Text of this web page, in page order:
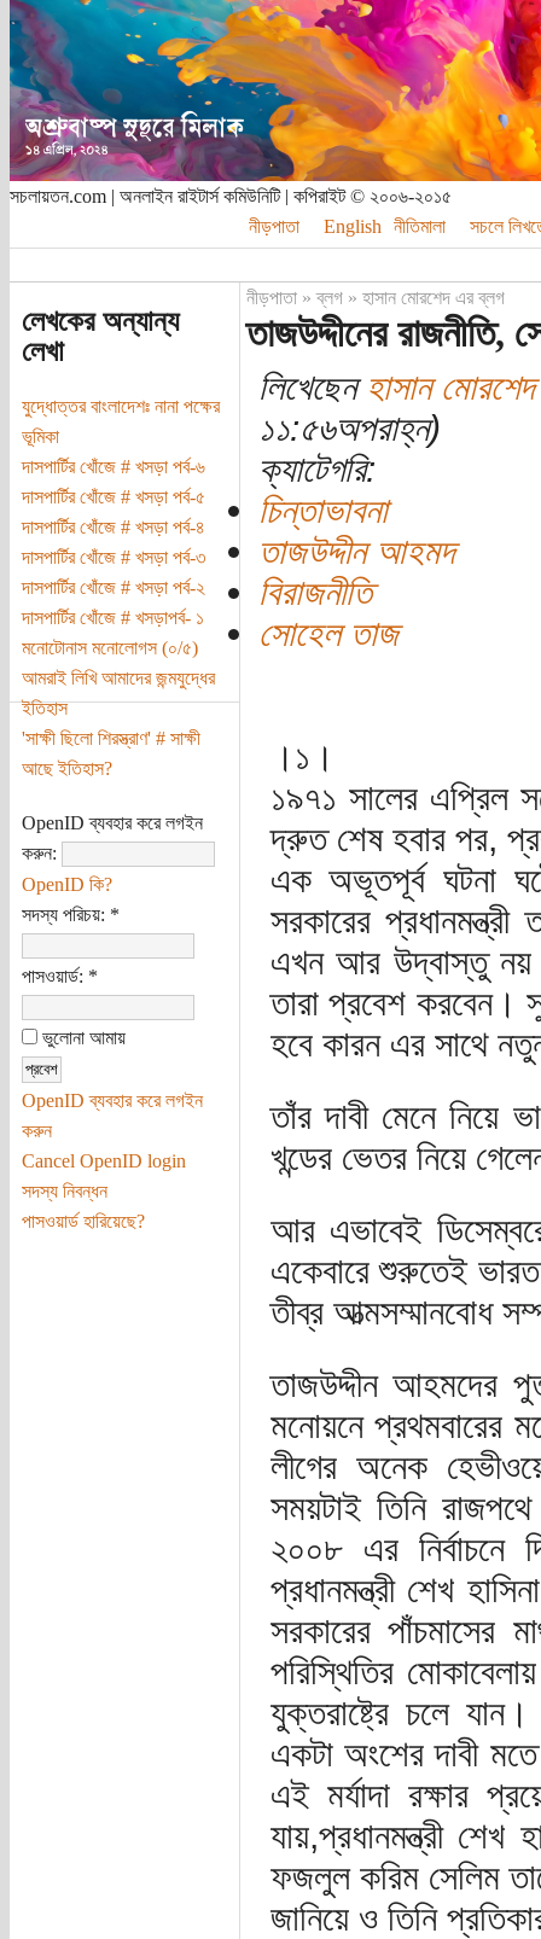
সচলায়তন.com | অনলাইন রাইটার্স কমিউনিটি | কপিরাইট © ২০০৬-২০১৫
নীড়পাতা
English নীতিমালা সচলে
লেখকের অন্যান্য
লেখা
যুদ্ধোত্তর বাংলাদেশঃ নানা পক্ষের
ভূমিকা
দাসপার্টির খোঁজে # খসড়া পর্ব-৬
দাসপার্টির খোঁজে # খসড়া পর্ব-৫
দাসপার্টির খোঁজে # খসড়া পর্ব-৪
দাসপার্টির খোঁজে # খসড়া পর্ব-৩
দাসপার্টির খোঁজে # খসড়া পর্ব-২
দাসপার্টির খোঁজে # খসড়াপর্ব- ১
মনোটোনাস মনোলোগস (০/৫)
আমরাই লিখি আমাদের জন্মযুদ্ধের
ইতিহাস
'সাক্ষী ছিলো শিরস্ত্রাণ' # সাক্ষী
আছে ইতিহাস?
OpenID ব্যবহার করে লগইন
করুন:
OpenID কি?
সদস্য পরিচয়: *
পাসওয়ার্ড: *
ভুলোনা আমায়
OpenID ব্যবহার করে লগইন
করুন
Cancel OpenID login
সদস্য নিবন্ধন
পাসওয়ার্ড হারিয়েছে?
নীড়পাতা»ব্লগ» হাসান মোরশেদ এর ব্লগ
তাজউদ্দীনের রাজনীতি,
লিখেছেনহাসান মোরশেদ
১১:৫৬অপরাহ্ন)
ক্যাটেগরি:
চিন্তাভাবনা
তাজউদ্দীন আহমদ
বিরাজনীতি
সোহেল তাজ
।১।
১৯৭১ সালের এপ্রিল
দ্রুত শেষ হবার পর,
এক অভূতপূর্ব ঘটনা
সরকারের
এখন আর উদ্বাস্তু নয়
তারা প্রবেশ করবেন।
হবে কারন এর সাথে
তাঁর দাবী মেনে নিয়ে
খন্ডের ভেতর নিয়ে
আর এভাবেই
একেবারে শুরুতেই ভারত
তীব্র আত্মসম্মানবোধ
তাজউদ্দীন আহমদের
মনোয়নে প্রথমবারের
লীগের অনেক
সময়টাই তিনি
২০০৮ এর নির্বাচনে
প্রধানমন্ত্রী শেখ
সরকারের পাঁচমাসের
পরিস্থিতির
যুক্তরাষ্ট্রে চলে
একটা অংশের দাবী
এই মর্যাদা রক্ষার
যায়,প্রধানমন্ত্রী
ফজলুল করিম সেলিম
জানিয়ে ও তিনি